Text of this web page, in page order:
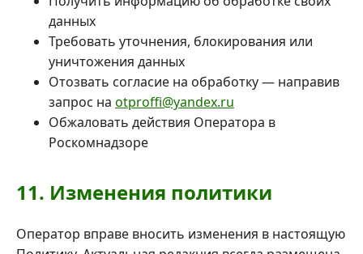
данных
Требовать уточнения, блокирования или
уничтожения данных
Отозвать согласие на обработку — направив
запрос на otproffi@yandex.ru
Обжаловать действия Оператора в
Роскомнадзоре
11. Изменения политики
Оператор вправе вносить изменения в настоящую